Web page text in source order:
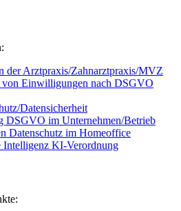
der Arztpraxis/Zahnarztpraxis/MVZ
Einwilligungen nach DSGVO
Datensicherheit
DSGVO im Unternehmen/Betrieb
Datenschutz im Homeoffice
Intelligenz KI-Verordnung